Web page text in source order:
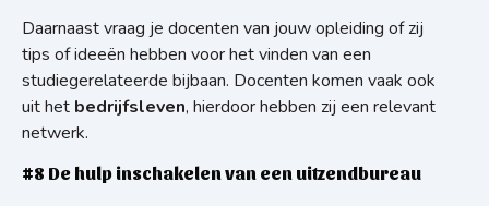
Daarnaast vraag je docenten van jouw opleiding of zij
tips of ideeën hebben voor het vinden van een
studiegerelateerde bijbaan. Docenten komen vaak ook
uit het bedrijfsleven, hierdoor hebben zij een relevant
netwerk.
#8 De hulp inschakelen van een uitzendbureau